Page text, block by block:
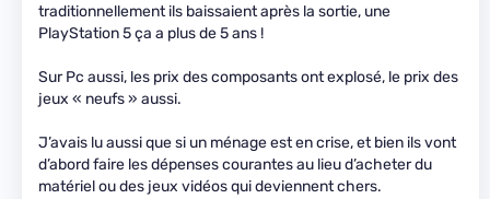
traditionnellement ils baissaient après la sortie, une
PlayStation 5 ça a plus de 5 ans !
Sur Pc aussi, les prix des composants ont explosé, le prix des
jeux « neufs » aussi.
J’avais lu aussi que si un ménage est en crise, et bien ils vont
d’abord faire les dépenses courantes au lieu d’acheter du
matériel ou des jeux vidéos qui deviennent chers.